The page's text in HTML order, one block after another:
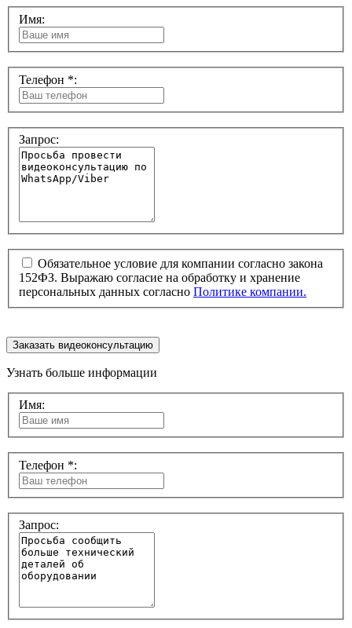
Имя:
Телефон *:
Запрос:
Обязательное условие для компании согласно закона
152ФЗ. Выражаю согласие на обработку и хранение
персональных данных согласно Политике компании.
Заказать видеоконсультацию
Узнать больше информации
Имя:
Телефон *:
Запрос: